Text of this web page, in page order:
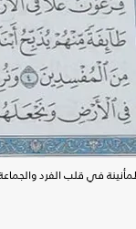
في قلب الفرد